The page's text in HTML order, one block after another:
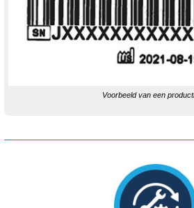
Voorbeeld van een